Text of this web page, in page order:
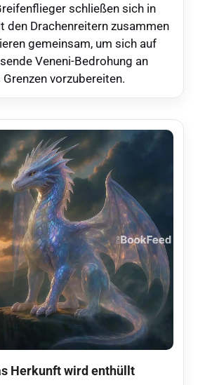
schließen sich in
den Drachenreitern zusammen
gemeinsam, um sich auf
Veneni-Bedrohung an
Grenzen vorzubereiten.
Herkunft wird enthüllt